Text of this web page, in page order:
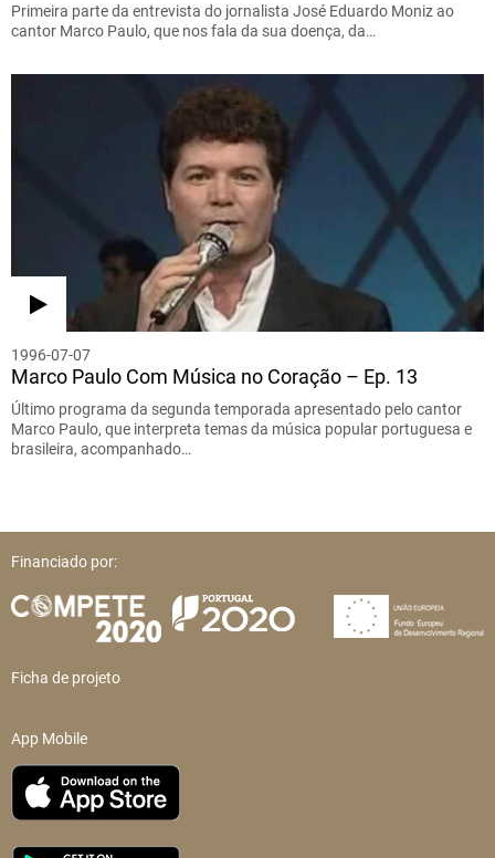
Primeira parte da entrevista do jornalista José Eduardo Moniz ao
cantor Marco Paulo, que nos fala da sua doença, da…
1996-07-07
Marco Paulo Com Música no Coração – Ep. 13
Último programa da segunda temporada apresentado pelo cantor
Marco Paulo, que interpreta temas da música popular portuguesa e
brasileira, acompanhado…
Financiado por:
Ficha de projeto
App Mobile